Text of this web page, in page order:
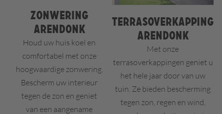
Zonwering
Arendonk
Houd uw huis koel en
comfortabel met onze
hoogwaardige zonwering.
Bescherm uw interieur
tegen de zon en geniet
van een aangename
Terrasoverkapping
Arendonk
Met onze
terrasoverkappingen geniet u
het hele jaar door van uw
tuin. Ze bieden bescherming
tegen zon, regen en wind,